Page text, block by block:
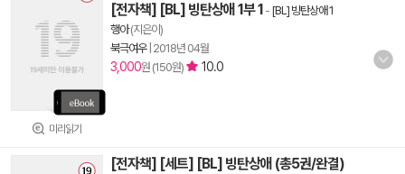
미리읽기
[전자책] [BL] 빙탄상애 1부 1 - [BL] 빙탄상애 1
행아(지은이)
북극여우| 2018년 04월
3,000원 (150원) 10.0
[전자책] [세트] [BL] 빙탄상애 (총5권/완결)